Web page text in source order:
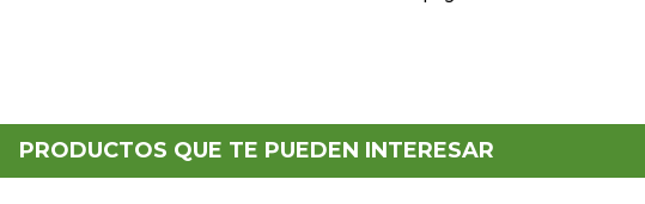
PRODUCTOS QUE TE PUEDEN INTERESAR